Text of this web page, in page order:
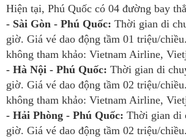
Hiện tại, Phú Quốc có 04 đường bay
- Sài Gòn - Phú Quốc: Thời gian di
giờ. Giá vé dao động tầm 01 triệu/
không tham khảo: Vietnam Airline,
- Hà Nội - Phú Quốc: Thời gian di
giờ. Giá vé dao động tầm 02 triệu/
không tham khảo: Vietnam Airline,
- Hải Phòng - Phú Quốc: Thời gian di
giờ. Giá vé dao động tầm 02 triệu/